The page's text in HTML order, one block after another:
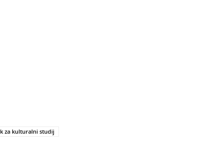
za kulturalni studij